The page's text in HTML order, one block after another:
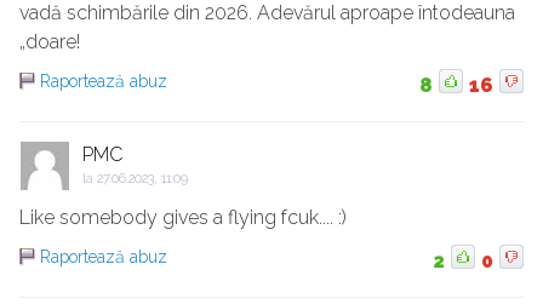
vadă schimbările din 2026. Adevărul aproape întodeauna
„doare!
Raportează abuz 8 16
PMC
la 27.06.2023, 11:09
Like somebody gives a flying fcuk.... :)
Raportează abuz 2 0